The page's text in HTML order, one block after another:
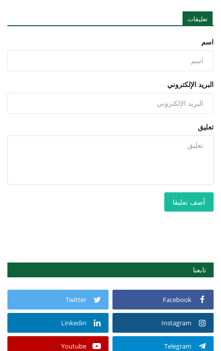
تعليقات
اسم
البريد الإلكتروني
تعليق
أضف تعليقا
تابعنا
Facebook
Twitter
Instagram
Linkedin
Telegram
Youtube